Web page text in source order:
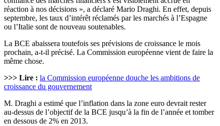
réaction à nos décisions », a déclaré Mario Draghi. En effet, depuis
septembre, les taux d’intérêt réclamés par les marchés à l’Espagne
ou l’Italie sont de nouveau soutenables.
La BCE abaissera toutefois ses prévisions de croissance le mois
prochain, a-t-il précisé. La Commission européenne vient de faire la
même chose.
>>> Lire : la Commission européenne douche les ambitions de
croissance du gouvernement
M. Draghi a estimé que l’inflation dans la zone euro devrait rester
au-dessus de l’objectif de la BCE jusqu’à la fin de l’année et tomber
en dessous de 2% en 2013.